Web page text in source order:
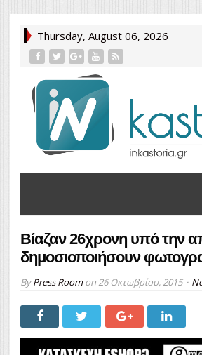
Thursday, August 06, 2026
Βίαζαν 26χρονη υπό την
δημοσιοποιήσουν
ByPress Roomon 26 Οκτωβρίου, 2015